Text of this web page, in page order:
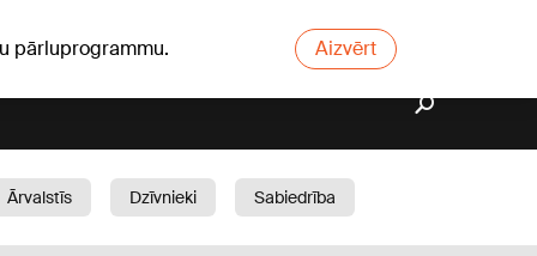
pārluprogrammu. Aizvērt
Ārvalstīs Dzīvnieki
Sabiedrība